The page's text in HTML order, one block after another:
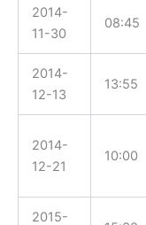
2014-
11-30
08:45
2014-
12-13
13:55
2014-
12-21
10:00
2015-